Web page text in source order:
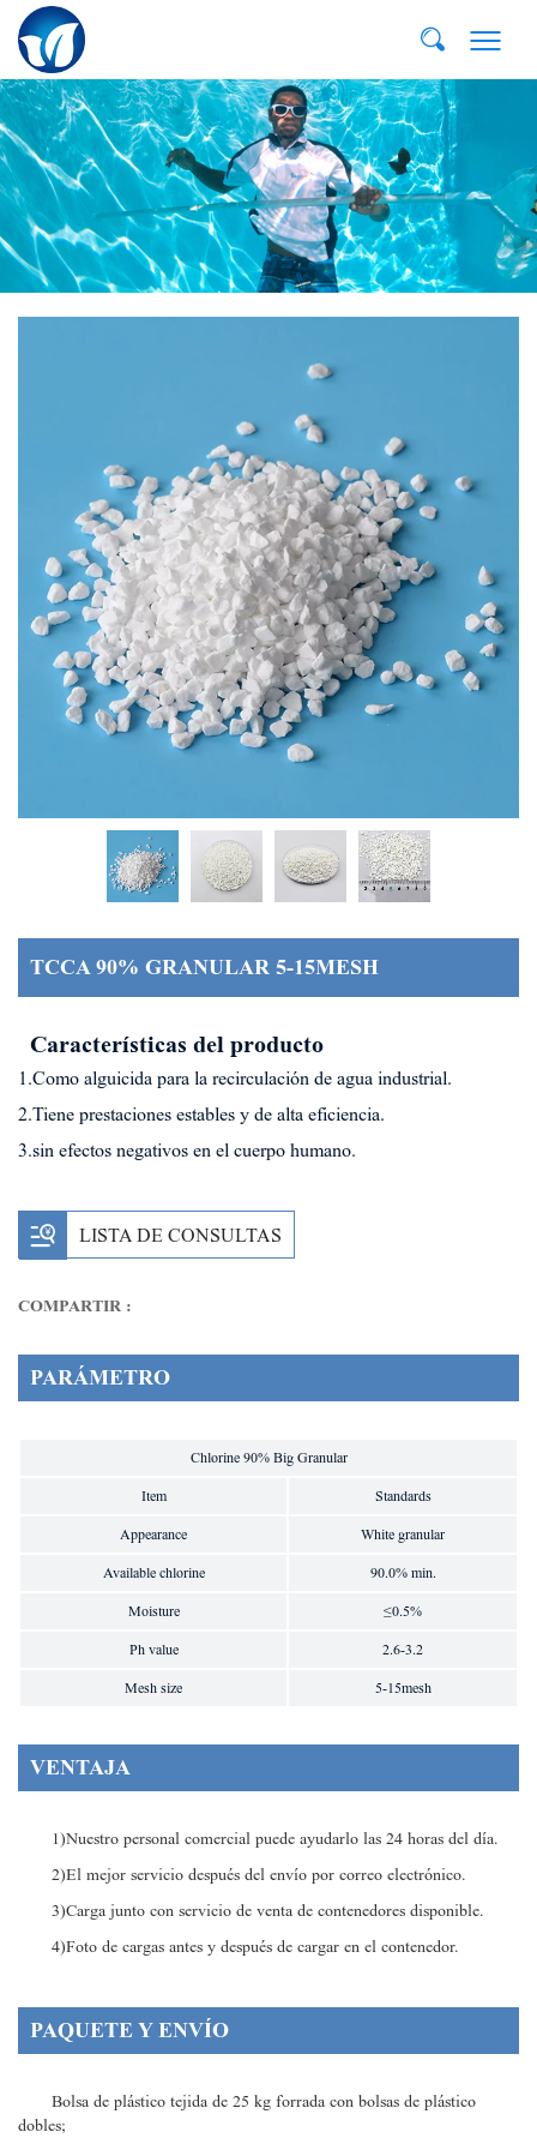
E-MAIL: +86-532-85807910
TCCA 90% GRANULAR 5-15MESH
Características del producto
1.Como alguicida para la recirculación de agua industrial.
2.Tiene prestaciones estables y de alta eficiencia.
3.sin efectos negativos en el cuerpo humano.
LISTA DE CONSULTAS
COMPARTIR :
PARÁMETRO
Chlorine 90% Big Granular
Item Standards
Appearance White granular
Available chlorine 90.0% min.
Moisture ≤0.5%
Ph value 2.6-3.2
Mesh size 5-15mesh
VENTAJA
1)Nuestro personal comercial puede ayudarlo las 24 horas del día.
2)El mejor servicio después del envío por correo electrónico.
3)Carga junto con servicio de venta de contenedores disponible.
4)Foto de cargas antes y después de cargar en el contenedor.
PAQUETE Y ENVÍO
Bolsa de plástico tejida de 25 kg forrada con bolsas de plástico
dobles;